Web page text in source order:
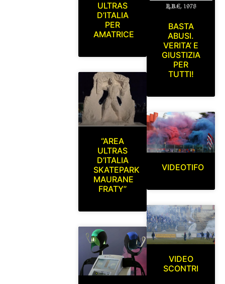
ULTRAS
D’ITALIA
PER
AMATRICE
“AREA
ULTRAS
D’ITALIA
SKATEPARK
MAURANE
FRATY”
BASTA
ABUSI.
VERITA’ E
GIUSTIZIA
PER
TUTTI!
VIDEOTIFO
VIDEO
SCONTRI